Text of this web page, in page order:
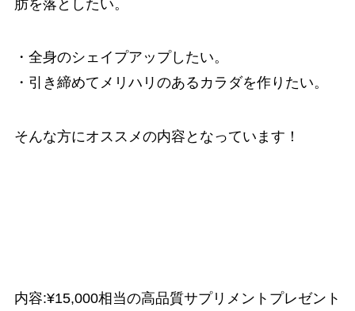
肪を落としたい。
・全身のシェイプアップしたい。
・引き締めてメリハリのあるカラダを作りたい。
そんな方にオススメの内容となっています！
内容:¥15,000相当の高品質サプリメントプレゼント